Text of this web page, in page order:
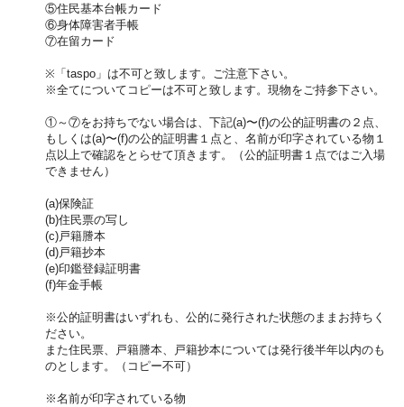
⑤住民基本台帳カード
⑥身体障害者手帳
⑦在留カード
※「taspo」は不可と致します。ご注意下さい。
※全てについてコピーは不可と致します。現物をご持参下さい。
①～⑦をお持ちでない場合は、下記(a)〜(f)の公的証明書の２点、
もしくは(a)〜(f)の公的証明書１点と、名前が印字されている物１
点以上で確認をとらせて頂きます。（公的証明書１点ではご入場
できません）
(a)保険証
(b)住民票の写し
(c)戸籍謄本
(d)戸籍抄本
(e)印鑑登録証明書
(f)年金手帳
※公的証明書はいずれも、公的に発行された状態のままお持ちく
ださい。
また住民票、戸籍謄本、戸籍抄本については発行後半年以内のも
のとします。（コピー不可）
※名前が印字されている物